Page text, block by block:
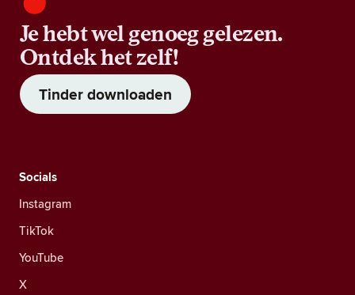
Je hebt wel genoeg gelezen.
Ontdek het zelf!
Tinder downloaden
Socials
Instagram
TikTok
YouTube
X